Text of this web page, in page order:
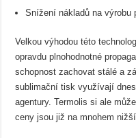
Snížení nákladů na výrobu
Velkou výhodou této
opravdu plnohodnotné
schopnost zachovat stálé a
sublimační tisk využívají
agentury. Termolis si ale
ceny jsou již na mnohem